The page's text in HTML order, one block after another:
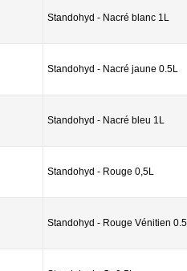
Standohyd - Nacré blanc 1L
Standohyd - Nacré jaune 0.5L
Standohyd - Nacré bleu 1L
Standohyd - Rouge 0,5L
Standohyd - Rouge Vénitien